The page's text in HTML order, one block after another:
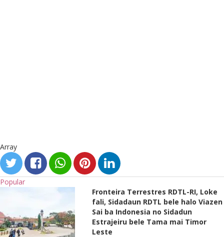
Array
Popular
Fronteira Terrestres RDTL-RI, Loke
fali, Sidadaun RDTL bele halo Viazen
Sai ba Indonesia no Sidadun
Estrajeiru bele Tama mai Timor
Leste